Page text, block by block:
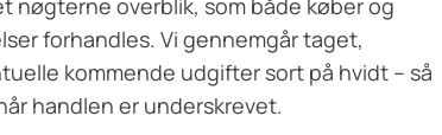
nøgterne overblik, som både køber og
forhandles. Vi gennemgår taget,
kommende udgifter sort på hvidt – så
handlen er underskrevet.